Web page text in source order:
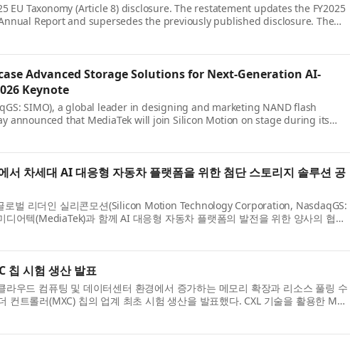
EU Taxonomy (Article 8) disclosure. The restatement updates the FY2025
Report and supersedes the previously published disclosure. The
Advanced Storage Solutions for Next-Generation AI-
Keynote
SIMO), a global leader in designing and marketing NAND flash
announced that MediaTek will join Silicon Motion on stage during its
서 차세대 AI 대응형 자동차 플랫폼을 위한 첨단 스토리지 솔루션 공
로벌 리더인 실리콘모션(Silicon Motion Technology Corporation, NasdaqGS:
어텍(MediaTek)과 함께 AI 대응형 자동차 플랫폼의 발전을 위한 양사의 협력
칩 시험 생산 발표
우드 컴퓨팅 및 데이터센터 환경에서 증가하는 메모리 확장과 리소스 풀링 수
트롤러(MXC) 칩의 업계 최초 시험 생산을 발표했다. CXL 기술을 활용한 MXC